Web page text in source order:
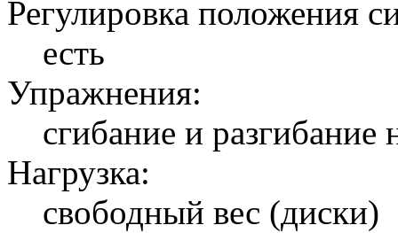
Регулировка положения
есть
Упражнения:
сгибание и разгибание
Нагрузка:
свободный вес (диски)